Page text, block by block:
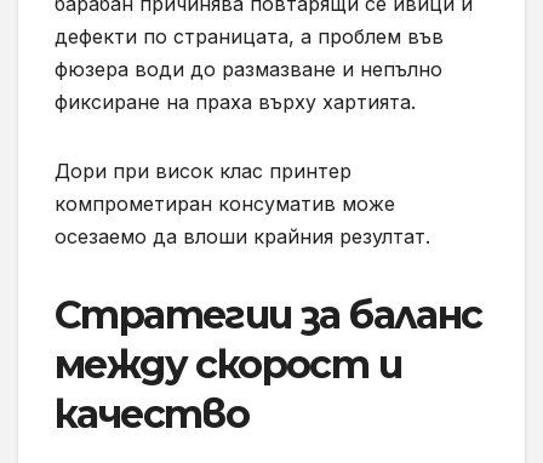
дефекти по страницата, а проблем във
фюзера води до размазване и непълно
фиксиране на праха върху хартията.
Дори при висок клас принтер
компрометиран консуматив може
осезаемо да влоши крайния резултат.
Стратегии за баланс
между скорост и
качество